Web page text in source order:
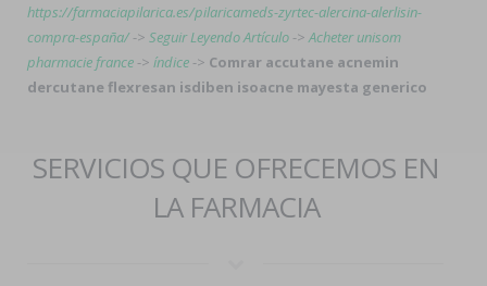
https://farmaciapilarica.es/pilaricameds-zyrtec-alercina-alerlisin-
compra-españa/-> Seguir Leyendo Artículo -> Acheter unisom
pharmacie france -> índice -> Comrar accutane acnemin
dercutane flexresan isdiben isoacne mayesta generico
SERVICIOS QUE OFRECEMOS EN
LA FARMACIA